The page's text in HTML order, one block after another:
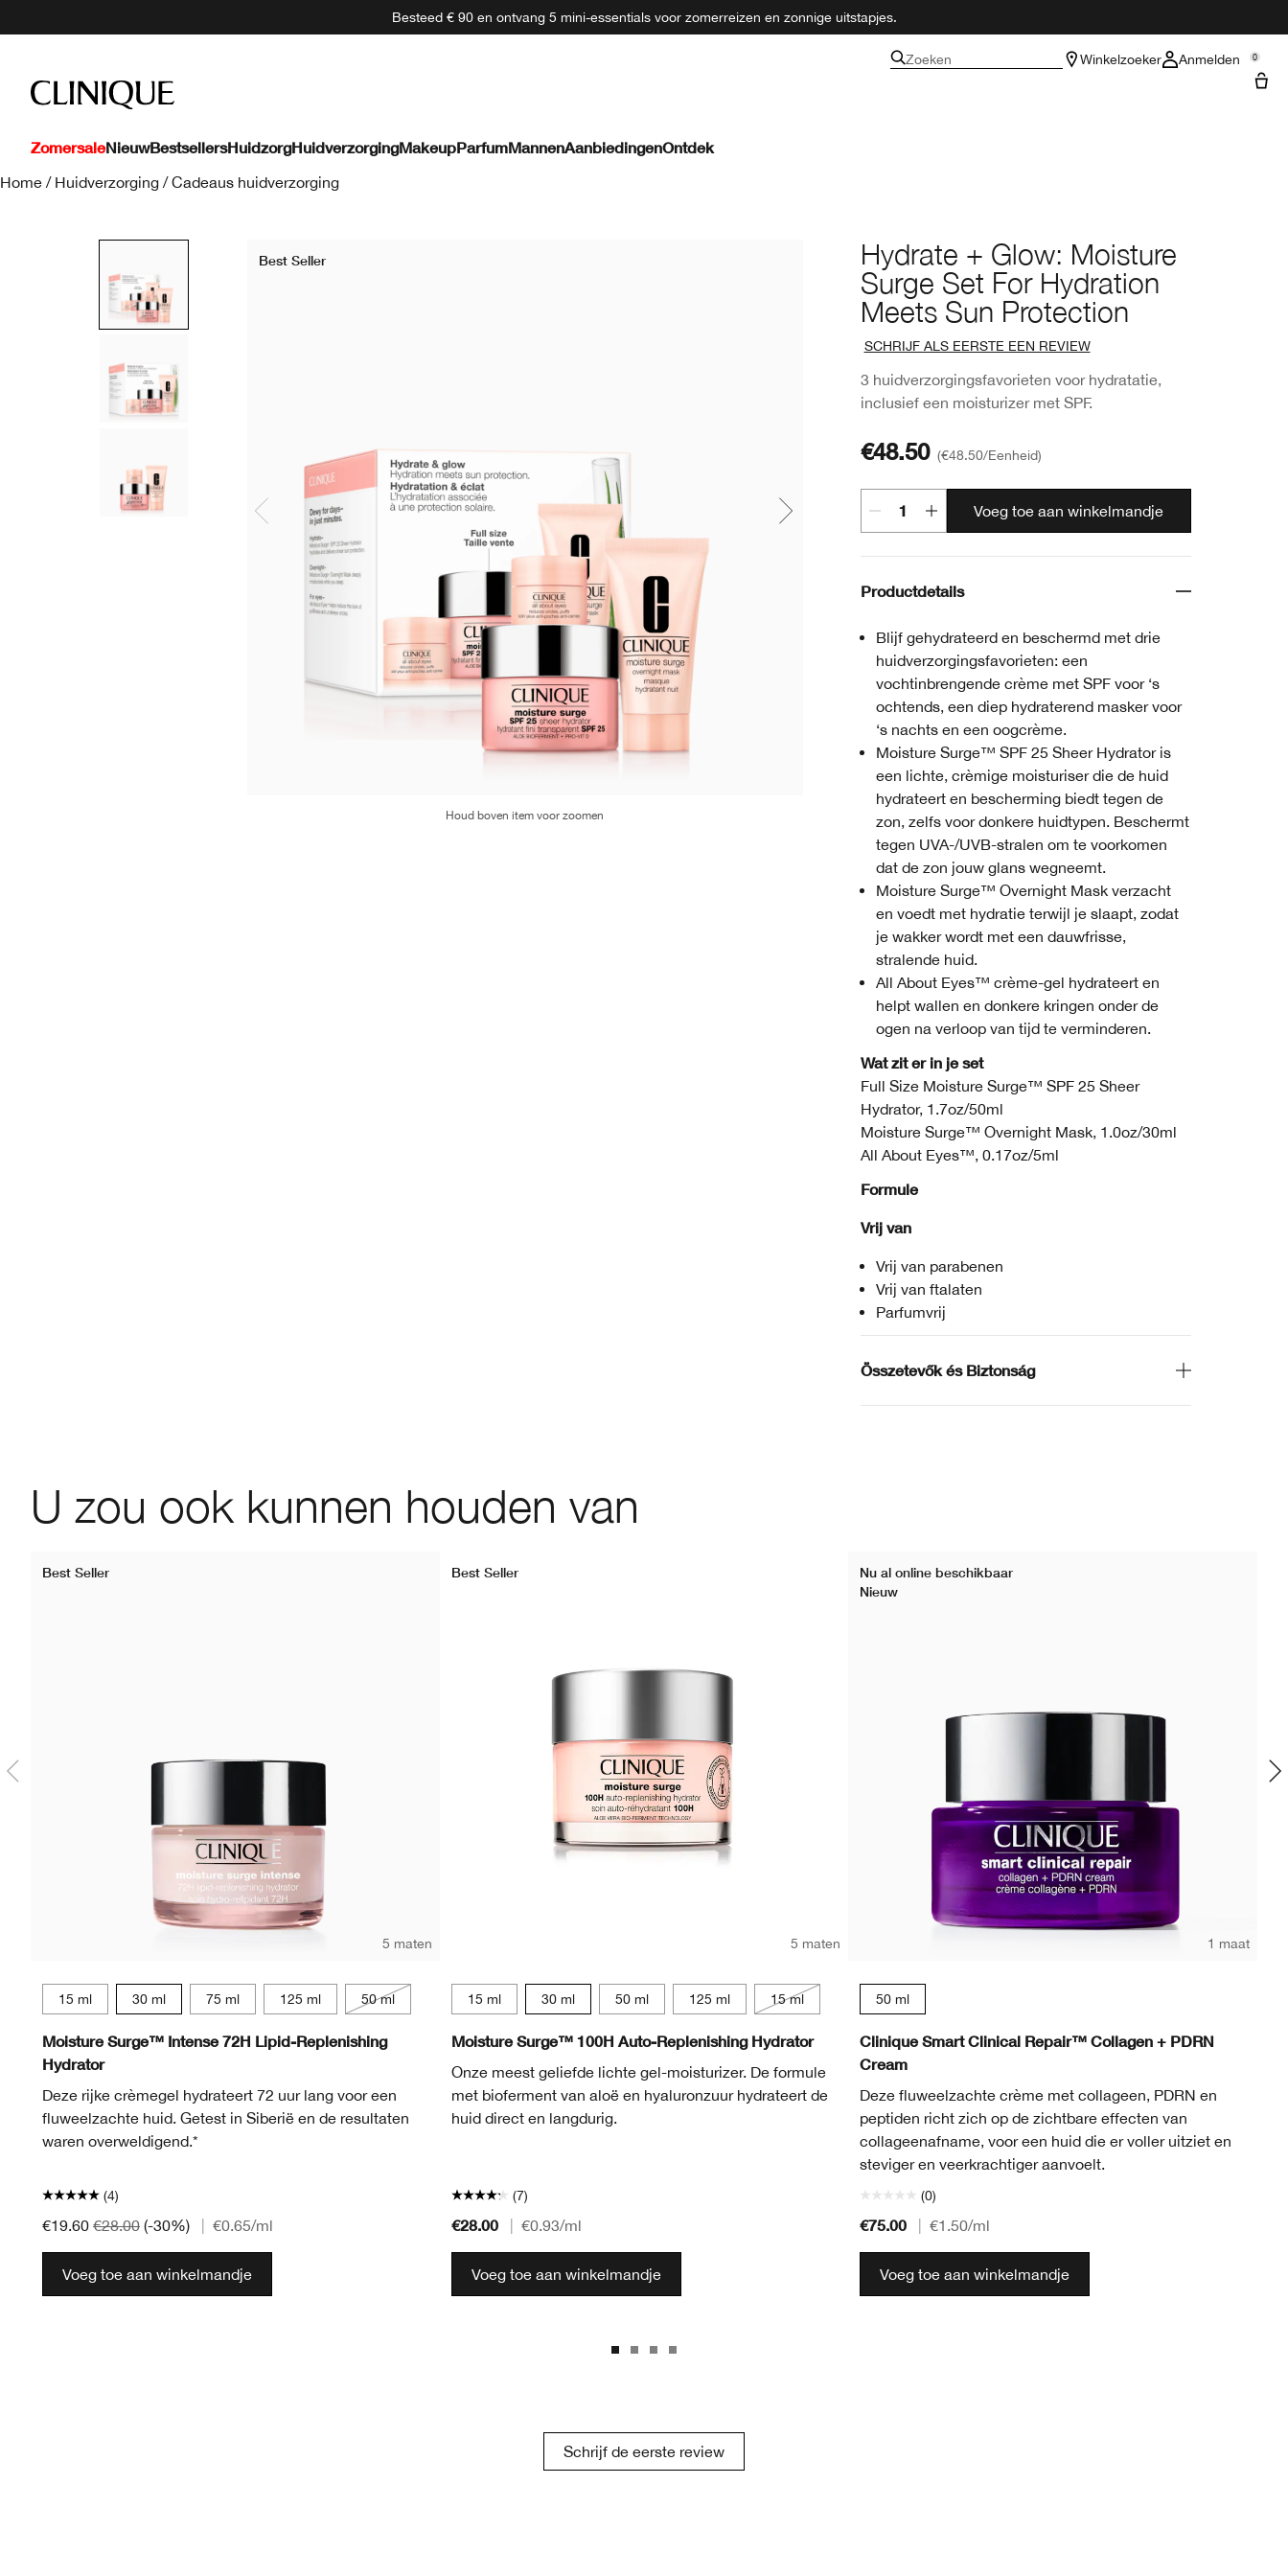
Besteed € 90 en ontvang 5 mini-essentials voor zomerreizen en zonnige uitstapjes.
Zoeken Winkelzoeker Anmelden 0
ZomersaleNieuwBestsellersHuidzorgHuidverzorgingMakeupParfumMannenAanbiedingenOntdek
Home / Huidverzorging / Cadeaus huidverzorging
Hydrate + Glow: Moisture
Surge Set For Hydration
Meets Sun Protection
SCHRIJF ALS EERSTE EEN REVIEW
3 huidverzorgingsfavorieten voor hydratatie,
inclusief een moisturizer met SPF.
Best Seller
Houd boven item voor zoomen
€48.50 €48.50/Eenheid
Voeg toe aan winkelmandje
Productdetails
Blijf gehydrateerd en beschermd met drie
huidverzorgingsfavorieten: een
vochtinbrengende crème met SPF voor ‘s
ochtends, een diep hydraterend masker voor
‘s nachts en een oogcrème.
Moisture Surge™ SPF 25 Sheer Hydrator is
een lichte, crèmige moisturiser die de huid
hydrateert en bescherming biedt tegen de
zon, zelfs voor donkere huidtypen. Beschermt
tegen UVA-/UVB-stralen om te voorkomen
dat de zon jouw glans wegneemt.
Moisture Surge™ Overnight Mask verzacht
en voedt met hydratie terwijl je slaapt, zodat
je wakker wordt met een dauwfrisse,
stralende huid.
All About Eyes™ crème-gel hydrateert en
helpt wallen en donkere kringen onder de
ogen na verloop van tijd te verminderen.
Wat zit er in je set
Full Size Moisture Surge™ SPF 25 Sheer
Hydrator, 1.7oz/50ml
Moisture Surge™ Overnight Mask, 1.0oz/30ml
All About Eyes™, 0.17oz/5ml
Formule
Vrij van
Vrij van parabenen
Vrij van ftalaten
Parfumvrij
Összetevők és Biztonság
U zou ook kunnen houden van
Best Seller
5 maten
15 ml 30 ml 75 ml 125 ml 50 ml
Moisture Surge™ Intense 72H Lipid-Replenishing
Hydrator
Deze rijke crèmegel hydrateert 72 uur lang voor een
fluweelzachte huid. Getest in Siberië en de resultaten
waren overweldigend.*
(4)
€19.60 €28.00 (-30%) €0.65/ml
Voeg toe aan winkelmandje
Best Seller
5 maten
15 ml 30 ml 50 ml 125 ml 15 ml
Moisture Surge™ 100H Auto-Replenishing Hydrator
Onze meest geliefde lichte gel-moisturizer. De formule
met bioferment van aloë en hyaluronzuur hydrateert de
huid direct en langdurig.
(7)
€28.00 €0.93/ml
Voeg toe aan winkelmandje
Nu al online beschikbaar
Nieuw
1 maat
50 ml
Clinique Smart Clinical Repair™ Collagen + PDRN
Cream
Deze fluweelzachte crème met collageen, PDRN en
peptiden richt zich op de zichtbare effecten van
collageenafname, voor een huid die er voller uitziet en
steviger en veerkrachtiger aanvoelt.
(0)
€75.00 €1.50/ml
Voeg toe aan winkelmandje
Schrijf de eerste review